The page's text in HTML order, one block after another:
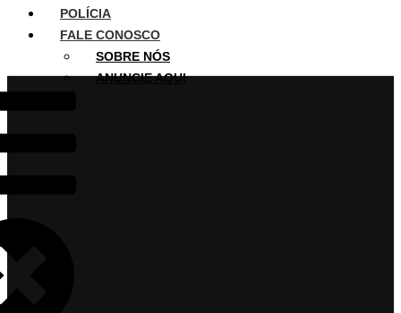
POLÍCIA
FALE CONOSCO
SOBRE NÓS
ANUNCIE AQUI